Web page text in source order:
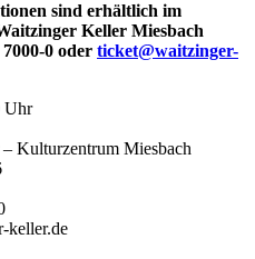
sind erhältlich im
Keller Miesbach
0 oder ticket@waitzinger-
Uhr
Kulturzentrum Miesbach
keller.de